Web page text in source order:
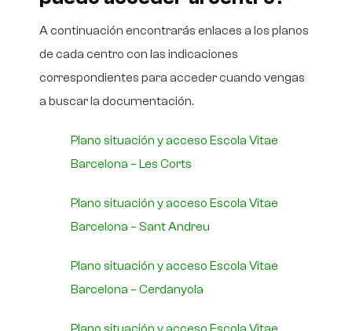
A continuación encontrarás enlaces a los planos
de cada centro con las indicaciones
correspondientes para acceder cuando vengas
a buscar la documentación.
Plano situación y acceso Escola Vitae
Barcelona – Les Corts
Plano situación y acceso Escola Vitae
Barcelona – Sant Andreu
Plano situación y acceso Escola Vitae
Barcelona – Cerdanyola